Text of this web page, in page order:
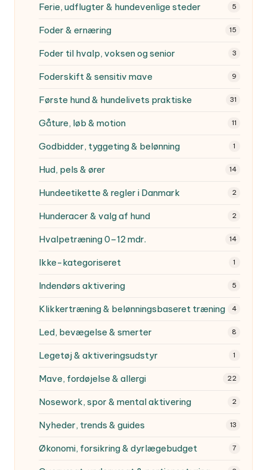
Ferie, udflugter & hundevenlige steder 5
Foder & ernæring 15
Foder til hvalp, voksen og senior 3
Foderskift & sensitiv mave 9
Første hund & hundelivets praktiske 31
Gåture, løb & motion 11
Godbidder, tyggeting & belønning 1
Hud, pels & ører 14
Hundeetikette & regler i Danmark 2
Hunderacer & valg af hund 2
Hvalpetræning0–12 mdr. 14
Ikke-kategoriseret 1
Indendørs aktivering 5
Klikkertræning & belønningsbaseret træning 4
Led, bevægelse & smerter 8
Legetøj & aktiveringsudstyr 1
Mave, fordøjelse & allergi 22
Nosework, spor & mental aktivering 2
Nyheder, trends & guides 13
Økonomi, forsikring & dyrlægebudget 7